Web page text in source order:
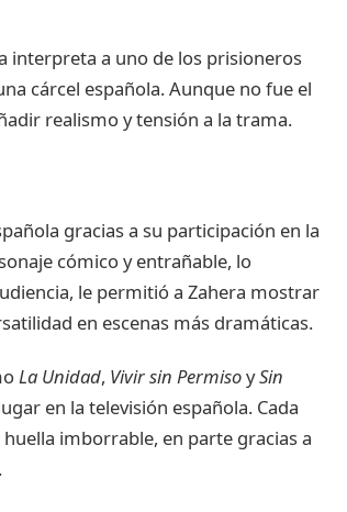
interpreta a uno de los prisioneros
cárcel española. Aunque no fue el
realismo y tensión a la trama.
gracias a su participación en la
cómico y entrañable, lo
le permitió a Zahera mostrar
en escenas más dramáticas.
La Unidad, Vivir sin PermisoySin
en la televisión española. Cada
imborrable, en parte gracias a